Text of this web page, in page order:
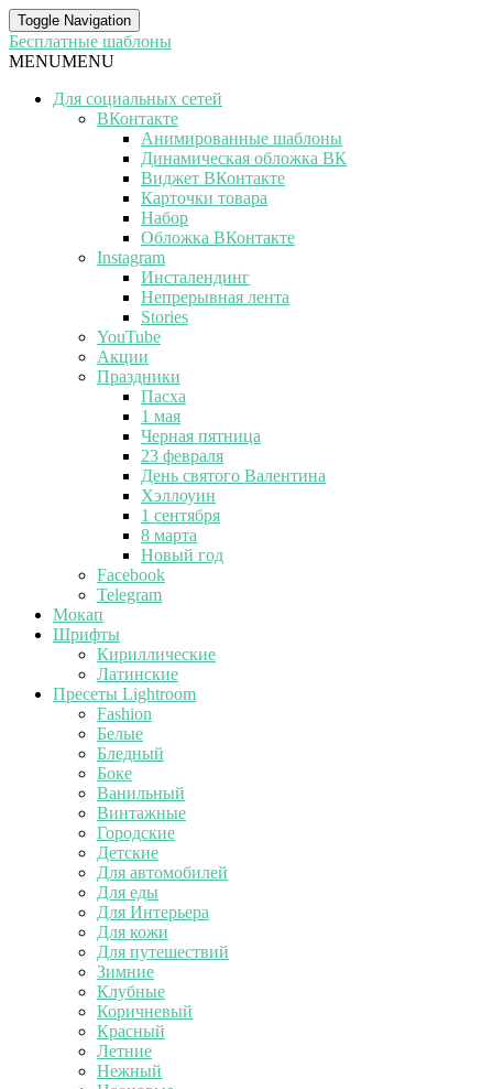
Toggle Navigation
Бесплатные шаблоны
MENUMENU
Для социальных сетей
ВКонтакте
Анимированные шаблоны
Динамическая обложка ВК
Виджет ВКонтакте
Карточки товара
Набор
Обложка ВКонтакте
Instagram
Инсталендинг
Непрерывная лента
Stories
YouTube
Акции
Праздники
Пасха
1 мая
Черная пятница
23 февраля
День святого Валентина
Хэллоуин
1 сентября
8 марта
Новый год
Facebook
Telegram
Мокап
Шрифты
Кириллические
Латинские
Пресеты Lightroom
Fashion
Белые
Бледный
Боке
Ванильный
Винтажные
Городские
Детские
Для автомобилей
Для еды
Для Интерьера
Для кожи
Для путешествий
Зимние
Клубные
Коричневый
Красный
Летние
Нежный